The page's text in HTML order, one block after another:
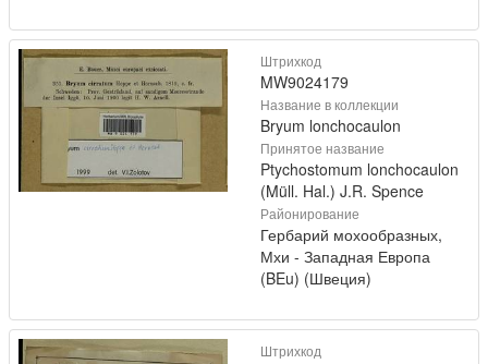
Штрихкод
MW9024179
Название в коллекции
Bryum lonchocaulon
Принятое название
Ptychostomum lonchocaulon
(Müll. Hal.) J.R. Spence
Районирование
Гербарий мохообразных,
Мхи - Западная Европа
(BEu) (Швеция)
Штрихкод